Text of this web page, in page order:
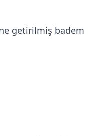
getirilmiş badem